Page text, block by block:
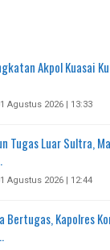
Akpol Kuasai
Agustus 2026 | 13:33
Tugas Luar Sultra,
Agustus 2026 | 12:44
Bertugas, Kapolres